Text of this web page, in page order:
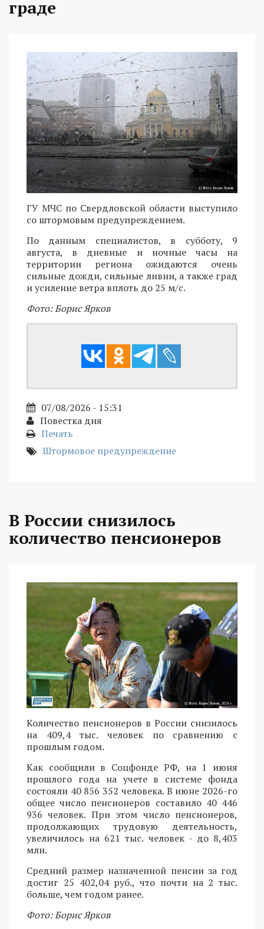
граде
ГУ МЧС по Свердловской области выступило
со штормовым предупреждением.
По данным специалистов, в субботу, 9
августа, в дневные и ночные часы на
территории региона ожидаются очень
сильные дожди, сильные ливни, а также град
и усиление ветра вплоть до 25 м/с.
Фото: Борис Ярков
07/08/2026 - 15:31
Повестка дня
Печать
Штормовое предупреждение
В России снизилось
количество пенсионеров
Количество пенсионеров в России снизилось
на 409,4 тыс. человек по сравнению с
прошлым годом.
Как сообщили в Соцфонде РФ, на 1 июня
прошлого года на учете в системе фонда
состояли 40 856 352 человека. В июне 2026-го
общее число пенсионеров составило 40 446
936 человек. При этом число пенсионеров,
продолжающих трудовую деятельность,
увеличилось на 621 тыс. человек - до 8,403
млн.
Средний размер назначенной пенсии за год
достиг 25 402,04 руб., что почти на 2 тыс.
больше, чем годом ранее.
Фото: Борис Ярков